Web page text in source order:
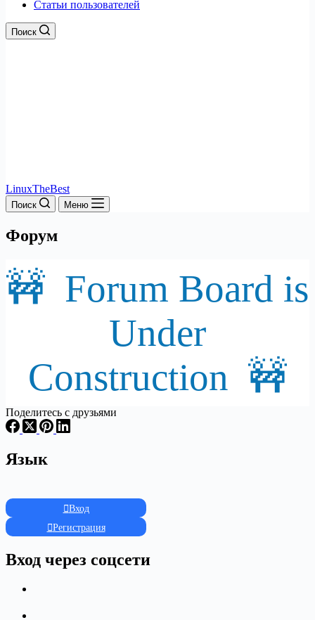
Статьи пользователей
Поиск
LinuxTheBest
Поиск Меню
Форум
🚧 Forum Board is
Under
Construction 🚧
Поделитесь с друзьями
Язык
Вход
Регистрация
Вход через соцсети